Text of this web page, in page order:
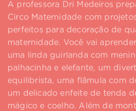
A professora Dri Medeiros
Circo Maternidade com
perfeitos para decoração de
maternidade. Você vai
uma linda guirlanda com
palhacinha e elefante, um
equilibrista, uma flâmula com
um delicado enfeite de tenda
mágico e coelho. Além de